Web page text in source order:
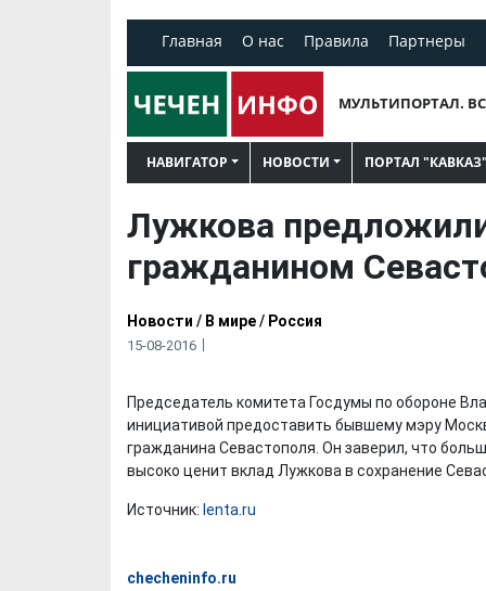
Главная О нас Правила Партнеры
МУЛЬТИПОРТАЛ.
НАВИГАТОР НОВОСТИ ПОРТАЛ "КАВКАЗ"
Лужкова
гражданином
Новости / В мире/ Россия
15-08-2016
Председатель комитета Госдумы по обороне
инициативой предоставить бывшему мэру
гражданина Севастополя. Он заверил, что
высоко ценит вклад Лужкова в сохранение
Источник: lenta.ru
checheninfo.ru